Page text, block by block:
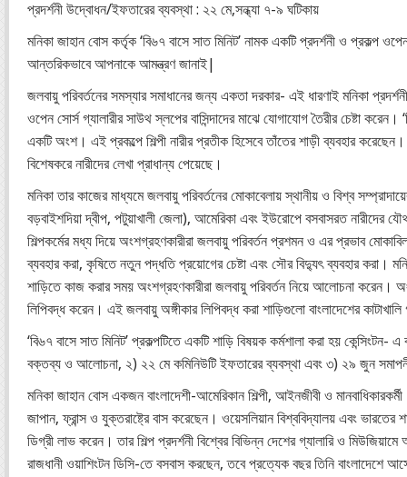
প্রদর্শনী উদ্বোধন/ইফতারের ব্যবস্থা : ২২ মে,সন্ধ্যা ৭-৯ ঘটিকায়
মনিকা জাহান বোস কর্তৃক ‘বি৬৭ বাসে সাত মিনিট’ নামক একটি প্রদর্শনী ও প্রকল্প
আন্তরিকভাবে আপনাকে আমন্ত্রণ জানাই|
জলবায়ু পরিবর্তনের সমস্যার সমাধানের জন্য একতা দরকার- এই ধারণাই মনিকা
ওপেন সোর্স গ্যালারীর সাউথ স্লপের বাসিন্দাদের মাঝে যোগাযোগ তৈরীর চেষ্টা করেন।
একটি অংশ। এই প্রকল্পে শিল্পী নারীর প্রতীক হিসেবে তাঁতের শাড়ী ব্যবহার
বিশেষকরে নারীদের লেখা প্রাধান্য পেয়েছে।
মনিকা তার কাজের মাধ্যমে জলবায়ু পরিবর্তনের মোকাবেলায় স্থানীয় ও বিশ্ব
বড়বাইশদিয়া দ্বীপ, পটুয়াখালী জেলা), আমেরিকা এবং ইউরোপে বসবাসরত নারীদের
শিল্পকর্মের মধ্য দিয়ে অংশগ্রহণকারীরা জলবায়ু পরিবর্তন প্রশমন ও এর প্রভাব
ব্যবহার করা, কৃষিতে নতুন পদ্ধতি প্রয়োগের চেষ্টা এবং সৌর বিদ্যুৎ ব্যবহার করা।
শাড়িতে কাজ করার সময় অংশগ্রহণকারীরা জলবায়ু পরিবর্তন নিয়ে আলোচনা করেন।
লিপিবদ্ধ করেন। এই জলবায়ু অঙ্গীকার লিপিবদ্ধ করা শাড়িগুলো বাংলাদেশের
‘বি৬৭ বাসে সাত মিনিট’ প্রকল্পটিতে একটি শাড়ি বিষয়ক কর্মশালা করা হয় কেন্সিংটন-
বক্তব্য ও আলোচনা, ২) ২২ মে কমিনিউটি ইফতারের ব্যবস্থা এবং ৩) ২৯ জুন
মনিকা জাহান বোস একজন বাংলাদেশী-আমেরিকান শিল্পী, আইনজীবী ও
জাপান, ফ্রান্স ও যুক্তরাষ্ট্রে বাস করেছেন। ওয়েসলিয়ান বিশ্ববিদ্যালয় এবং
ডিগ্রী লাভ করেন। তার শিল্প প্রদর্শনী বিশ্বের বিভিন্ন দেশের গ্যালারি ও
রাজধানী ওয়াশিংটন ডিসি-তে বসবাস করছেন, তবে প্রত্যেক বছর তিনি বাংলাদেশে